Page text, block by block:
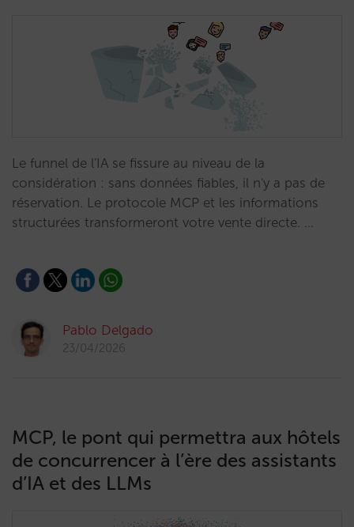
Le funnel de l'IA se fissure au niveau de la
considération : sans données fiables, il n'y a pas de
réservation. Le protocole MCP et les informations
structurées transformeront votre vente directe. …
Pablo Delgado
23/04/2026
MCP, le pont qui permettra aux hôtels
de concurrencer à l’ère des assistants
d’IA et des LLMs